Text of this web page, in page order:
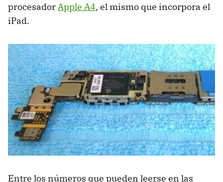
procesadorApple A4, el mismo que incorpora el
iPad.
Entre los números que pueden leerse en las